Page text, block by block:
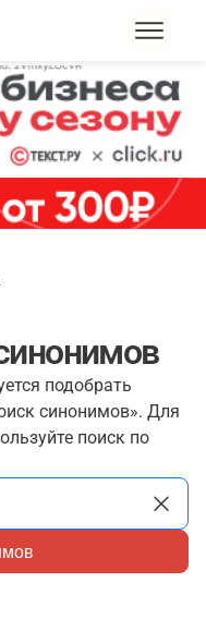
подобрать
синонимов». Для
поиск по